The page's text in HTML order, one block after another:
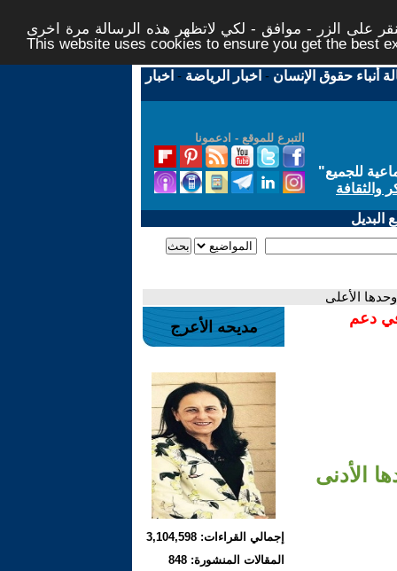
على الزر - موافق - لكي لاتظهر هذه الرسالة مرة اخرى -
This website uses cookies to ensure you get the best
أنباء حقوق الإنسان - اخبار الرياضة - اخبار
التبرع للموقع - ادعمونا
للجميع"
والثقافة
البديل
الأعلى
في دعم
الأدنى
مديحه الأعرج
إجمالي القراءات: 3,104,598
المقالات المنشورة: 848